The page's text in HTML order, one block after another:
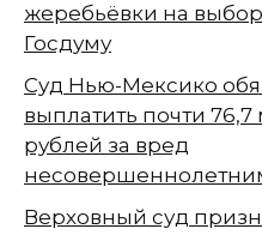
жеребьёвки на
Госдуму
Суд Нью-Мексико
выплатить почти
рублей за вред
Верховный суд